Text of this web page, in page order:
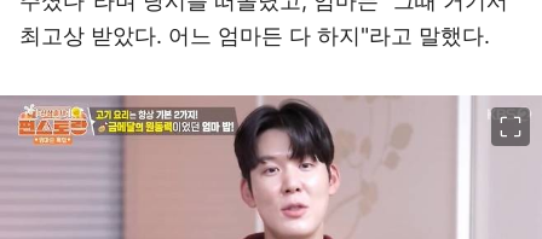
최고상 받았다. 어느 엄마든 다 하지"라고 말했다.